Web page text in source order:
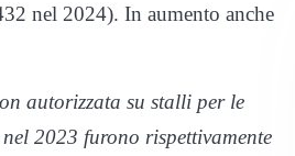
nel 2024). In aumento anche
autorizzata su stalli per le
2023 furono rispettivamente